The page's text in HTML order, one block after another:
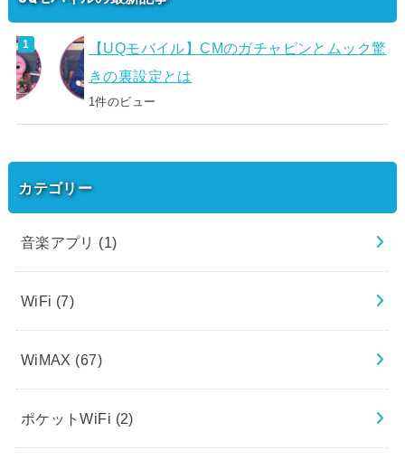
【UQモバイル】CMのガチャピンとムック驚
きの裏設定とは
1件のビュー
カテゴリー
音楽アプリ (1)
WiFi (7)
WiMAX (67)
ポケットWiFi (2)